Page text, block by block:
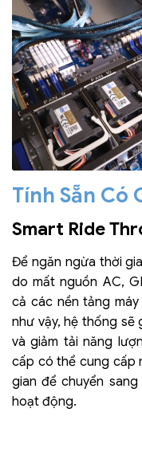
Tính Sẵn Có
Smart Ride
Để ngăn ngừa thời
do mất nguồn AC,
cả các nền tảng
như vậy, hệ thống sẽ
và giảm tải năng
cấp có thể cung cấp
gian để chuyển
hoạt động.